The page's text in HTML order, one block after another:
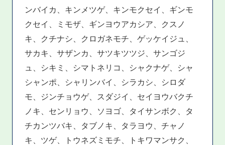
ンバイカ、キンメツゲ、キンモクセイ、ギンモ
クセイ、ミモザ、ギンヨウアカシア、クスノ
キ、クチナシ、クロガネモチ、ゲッケイジュ、
サカキ、サザンカ、サツキツツジ、サンゴジ
ュ、シキミ、シマトネリコ、シャクナゲ、シャ
シャンポ、シャリンバイ、シラカシ、シロダ
モ、ジンチョウゲ、スダジイ、セイヨウバクチ
ノキ、センリョウ、ソヨゴ、タイサンボク、タ
チカンツバキ、タブノキ、タラヨウ、チャノ
キ、ツゲ、トウネズミモチ、トキワマンサク、